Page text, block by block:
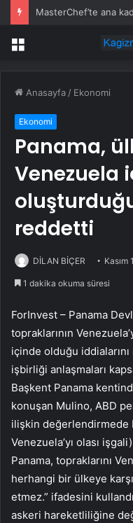
Menü
Anasayfa / Ekonomi
Ekonomi
Panama,
Venezuela
reddetti
DİLAN BİÇER Kasım
1 dakika okuma süresi
ForInvest – Panama
topraklarının
içinde olduğu
işbirliği anlaşmaları
Başkent Panama
konuşan Mulino, ABD
ilişkin değerlendirmede
Venezuela’yı olası
Panama, topraklarını
herhangi bir ülkeye
etmez.” ifadesini
askeri hareketliliğine